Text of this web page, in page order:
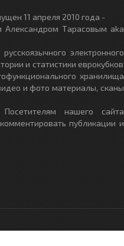
11 апреля 2010 года -
Александром Тарасовым aka
электронного
и статистики еврокубков
хранилища
и фото материалы, сканы
нашего сайта
публикации и